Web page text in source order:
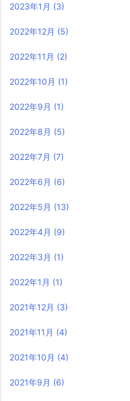
2023年1月 (3)
2022年12月 (5)
2022年11月 (2)
2022年10月 (1)
2022年9月 (1)
2022年8月 (5)
2022年7月 (7)
2022年6月 (6)
2022年5月 (13)
2022年4月 (9)
2022年3月 (1)
2022年1月 (1)
2021年12月 (3)
2021年11月 (4)
2021年10月 (4)
2021年9月 (6)